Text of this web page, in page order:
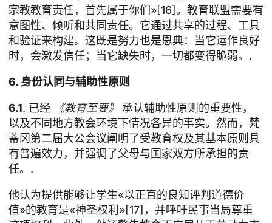
宗教教育责任，首先属于你们»[16]。教育联盟需要有
意图性、倾听和共同责任。它通过共享的过程、工具
和验证来构建。这既是努力也是恩典：当它运作良好
时，会激发信任；当它缺失时，一切都变得脆弱。.
6. 身份认同与辅助性原则
6.1. 已经 《教育至要》
承认辅助性原则的重要性，
以及不同地方教会环境下情况各异的事实。然而，梵
蒂冈第二届大公会议阐明了受教育权及其基本原则具
有普遍效力，并强调了父母与国家双方所承担的责
任。.
他认为提供能够让学生«以正直的良知评判道德价
值»的教育是«神圣权利»[17]，并呼吁民事当局尊重